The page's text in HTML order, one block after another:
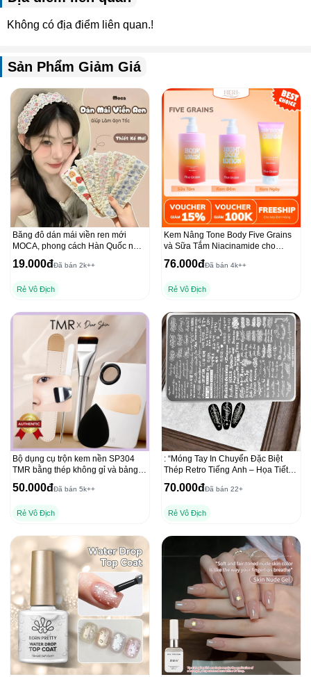
Không có địa điểm liên quan.!
Sản Phẩm Giảm Giá
Băng đô dán mái viền ren mới
MOCA, phong cách Hàn Quốc nữ
tính
19.000đĐã bán 2k++
Rẻ Vô Địch
Kem Nâng Tone Body Five Grains
và Sữa Tắm Niacinamide cho
Dưỡng Thể Ban Đêm
76.000đĐã bán 4k++
Rẻ Vô Địch
Bộ dụng cụ trộn kem nền SP304
TMR bằng thép không gỉ và bảng
trộn acrylic cho lớp nền mịn
50.000đĐã bán 5k++
Rẻ Vô Địch
: “Móng Tay In Chuyển Đặc Biệt
Thép Retro Tiếng Anh – Họa Tiết
Sáng Tạo”
70.000đĐã bán 22+
Rẻ Vô Địch